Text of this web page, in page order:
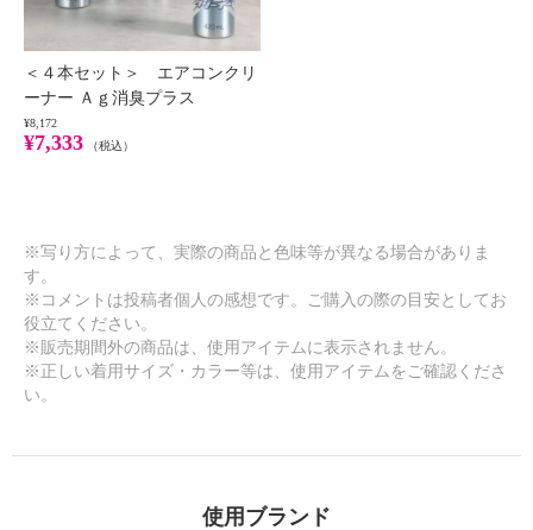
＜４本セット＞ エアコンクリ
ーナー Ａｇ消臭プラス
¥8,172
¥7,333 （税込）
※写り方によって、実際の商品と色味等が異なる場合がありま
す。
※コメントは投稿者個人の感想です。ご購入の際の目安としてお
役立てください。
※販売期間外の商品は、使用アイテムに表示されません。
※正しい着用サイズ・カラー等は、使用アイテムをご確認くださ
い。
使用ブランド